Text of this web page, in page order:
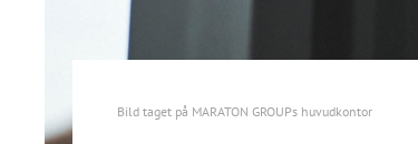
Bild taget på MARATON GROUPs huvudkontor